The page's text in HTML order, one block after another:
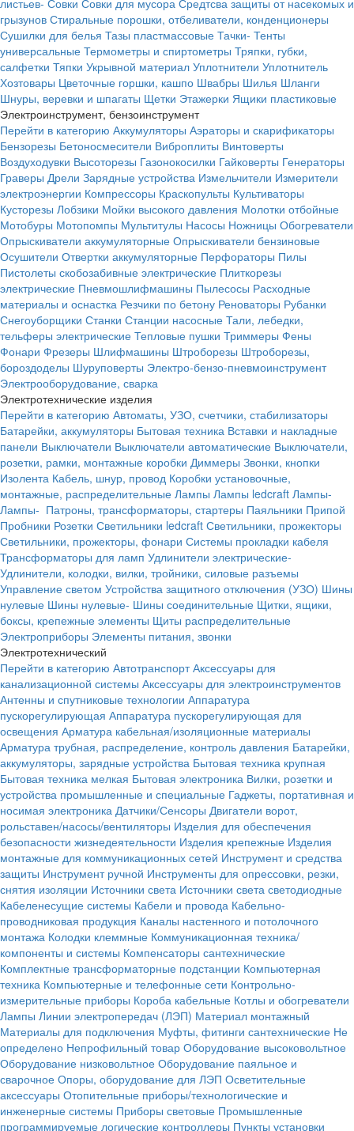
листьев- Совки Совки для мусора Средтсва защиты от насекомых и
грызунов Стиральные порошки, отбеливатели, конденционеры
Сушилки для белья Тазы пластмассовые Тачки- Тенты
универсальные Термометры и спиртометры Тряпки, губки,
салфетки Тяпки Укрывной материал Уплотнители Уплотнитель
Хозтовары Цветочные горшки, кашпо Швабры Шилья Шланги
Шнуры, веревки и шпагаты Щетки Этажерки Ящики пластиковые
Электроинструмент, бензоинструмент
Перейти в категорию Аккумуляторы Аэраторы и скарификаторы
Бензорезы Бетоносмесители Виброплиты Винтоверты
Воздуходувки Высоторезы Газонокосилки Гайковерты Генераторы
Граверы Дрели Зарядные устройства Измельчители Измерители
электроэнергии Компрессоры Краскопульты Культиваторы
Кусторезы Лобзики Мойки высокого давления Молотки отбойные
Мотобуры Мотопомпы Мультитулы Насосы Ножницы Обогреватели
Опрыскиватели аккумуляторные Опрыскиватели бензиновые
Осушители Отвертки аккумуляторные Перфораторы Пилы
Пистолеты скобозабивные электрические Плиткорезы
электрические Пневмошлифмашины Пылесосы Расходные
материалы и оснастка Резчики по бетону Реноваторы Рубанки
Снегоуборщики Станки Станции насосные Тали, лебедки,
тельферы электрические Тепловые пушки Триммеры Фены
Фонари Фрезеры Шлифмашины Штроборезы Штроборезы,
бороздоделы Шуруповерты Электро-бензо-пневмоинструмент
Электрооборудование, сварка
Электротехнические изделия
Перейти в категорию Автоматы, УЗО, счетчики, стабилизаторы
Батарейки, аккумуляторы Бытовая техника Вставки и накладные
панели Выключатели Выключатели автоматические Выключатели,
розетки, рамки, монтажные коробки Диммеры Звонки, кнопки
Изолента Кабель, шнур, провод Коробки установочные,
монтажные, распределительные Лампы Лампы ledcraft Лампы-
Лампы- Патроны, трансформаторы, стартеры Паяльники Припой
Пробники Розетки Светильники ledcraft Светильники, прожекторы
Светильники, прожекторы, фонари Системы прокладки кабеля
Трансформаторы для ламп Удлинители электрические-
Удлинители, колодки, вилки, тройники, силовые разъемы
Управление светом Устройства защитного отключения (УЗО) Шины
нулевые Шины нулевые- Шины соединительные Щитки, ящики,
боксы, крепежные элементы Щиты распределительные
Электроприборы Элементы питания, звонки
Электротехнический
Перейти в категорию Автотранспорт Аксессуары для
канализационной системы Аксессуары для электроинструментов
Антенны и спутниковые технологии Аппаратура
пускорегулирующая Аппаратура пускорегулирующая для
освещения Арматура кабельная/изоляционные материалы
Арматура трубная, распределение, контроль давления Батарейки,
аккумуляторы, зарядные устройства Бытовая техника крупная
Бытовая техника мелкая Бытовая электроника Вилки, розетки и
устройства промышленные и специальные Гаджеты, портативная и
носимая электроника Датчики/Сенсоры Двигатели ворот,
рольставен/насосы/вентиляторы Изделия для обеспечения
безопасности жизнедеятельности Изделия крепежные Изделия
монтажные для коммуникационных сетей Инструмент и средства
защиты Инструмент ручной Инструменты для опрессовки, резки,
снятия изоляции Источники света Источники света светодиодные
Кабеленесущие системы Кабели и провода Кабельно-
проводниковая продукция Каналы настенного и потолочного
монтажа Колодки клеммные Коммуникационная техника/
компоненты и системы Компенсаторы сантехнические
Комплектные трансформаторные подстанции Компьютерная
техника Компьютерные и телефонные сети Контрольно-
измерительные приборы Короба кабельные Котлы и обогреватели
Лампы Линии электропередач (ЛЭП) Материал монтажный
Материалы для подключения Муфты, фитинги сантехнические Не
определено Непрофильный товар Оборудование высоковольтное
Оборудование низковольтное Оборудование паяльное и
сварочное Опоры, оборудование для ЛЭП Осветительные
аксессуары Отопительные приборы/технологические и
инженерные системы Приборы световые Промышленные
программируемые логические контроллеры Пункты установки